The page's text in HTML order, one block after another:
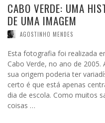
CABO VERDE: UMA
DE UMA IMAGEM
AGOSTINHO MENDES
Esta fotografia foi realizada
Cabo Verde, no ano de
sua origem poderia ter
certo é que está apenas
dia de escola. Como muitos
coisas …